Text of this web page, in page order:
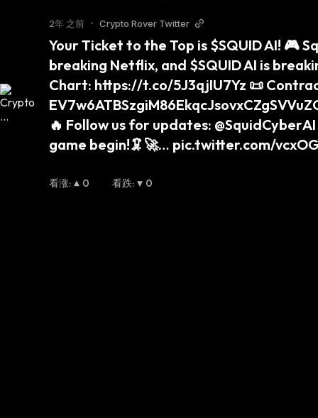
2年 之前 • Crypto Rover Twitter
Your Ticket to the Top is $SQUID AI! 🎮
breaking Netflix, and $SQUID AI is
Chart: https://t.co/5J3qjIU7Yz 📜
🔥 Follow us for updates:
game begin!🦑🚀… pic.twitter.com/
看涨: 0 看跌: 0